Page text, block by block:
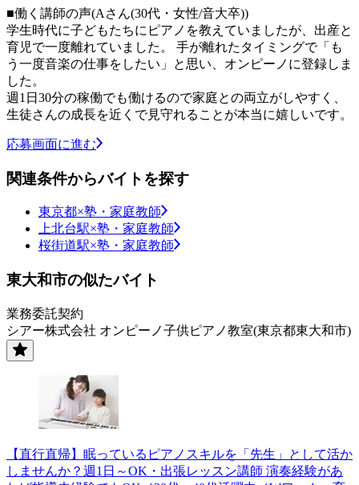
■働く講師の声(Aさん(30代・女性/音大卒))
学生時代に子どもたちにピアノを教えていましたが、出産と
育児で一度離れていました。 手が離れたタイミングで「も
う一度音楽の仕事をしたい」と思い、オンピーノに登録しま
した。
週1日30分の稼働でも働けるので家庭との両立がしやすく、
生徒さんの成長を近くで見守れることが本当に嬉しいです。
応募画面に進む
関連条件からバイトを探す
東京都×塾・家庭教師
上北台駅×塾・家庭教師
桜街道駅×塾・家庭教師
東大和市の似たバイト
業務委託契約
シアー株式会社 オンピーノ子供ピアノ教室(東京都東大和市)
【直行直帰】眠っているピアノスキルを「先生」として活か
しませんか？週1日～OK・出張レッスン講師 演奏経験があ